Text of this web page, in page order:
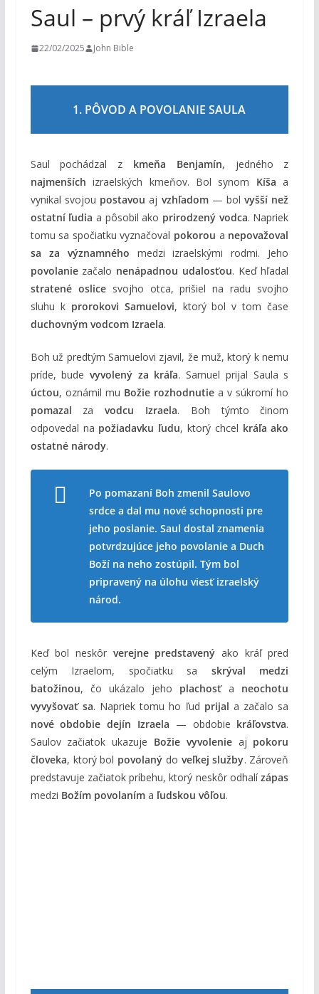
Saul – prvý kráľ Izraela
22/02/2025 John Bible
1. PÔVOD A POVOLANIE SAULA
Saul pochádzal z kmeňa Benjamín, jedného z
najmenších izraelských kmeňov. Bol synom Kíša a
vynikal svojou postavou aj vzhľadom— bolvyšší než
ostatní ľudia a pôsobil ako prirodzený vodca. Napriek
tomu sa spočiatku vyznačoval pokorou a nepovažoval
sa za významného medzi izraelskými rodmi. Jeho
povolaniezačalo nenápadnou udalosťou. Keď hľadal
stratené oslicesvojho otca, prišiel na radu svojho
sluhu k prorokovi Samuelovi, ktorý bol v tom čase
duchovným vodcom Izraela.
Boh už predtým Samuelovi zjavil, že muž, ktorý k nemu
príde, budevyvolený za kráľa. Samuel prijal Saula s
úctou, oznámil mu Božie rozhodnutie a v súkromí ho
pomazal zavodcu Izraela. Boh týmto činom
odpovedal na požiadavku ľudu, ktorý chcel kráľa ako
ostatné národy.
Po pomazaní Boh zmenil Saulovo
srdce a dal mu nové schopnosti pre
jeho poslanie. Saul dostal znamenia
potvrdzujúce jeho povolanie a Duch
Boží na neho zostúpil. Tým bol
pripravený na úlohu viesť izraelský
národ.
Keď bol neskôr verejne predstavený ako kráľ pred
celým Izraelom, spočiatku sa skrýval medzi
batožinou, čo ukázalo jeho plachosťa neochotu
vyvyšovať sa. Napriek tomu ho ľud prijal a začalo sa
nové obdobie dejín Izraela — obdobie kráľovstva.
Saulov začiatok ukazuje Božie vyvolenieaj pokoru
človeka, ktorý bol povolaný do veľkej služby. Zároveň
predstavuje začiatok príbehu, ktorý neskôr odhalízápas
medzi Božím povolaníma ľudskou vôľou.